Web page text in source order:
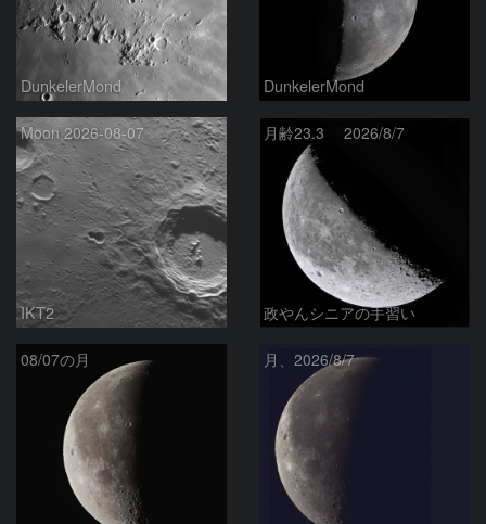
DunkelerMond DunkelerMond
Moon 2026-08-07
IKT2
月齢23.3 2026/8/7
政やんシニアの手習い
08/07の月 月、2026/8/7